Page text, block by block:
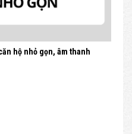
hay trong năm nay